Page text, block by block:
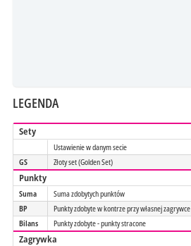
LEGENDA
Sety
Ustawienie w danym secie
GS
Złoty set (Golden Set)
Punkty
Suma
Suma zdobytych punktów
BP
Punkty zdobyte w kontrze przy własnej zagrywce
Bilans
Punkty zdobyte - punkty stracone
Zagrywka